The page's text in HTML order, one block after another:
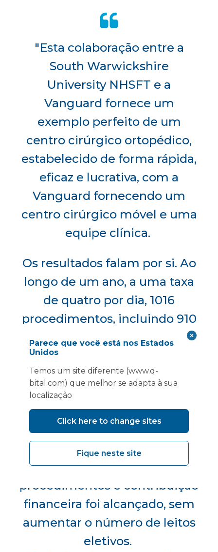
"Esta colaboração entre a
South Warwickshire
University NHSFT e a
Vanguard fornece um
exemplo perfeito de um
centro cirúrgico ortopédico,
estabelecido de forma rápida,
eficaz e lucrativa, com a
Vanguard fornecendo um
centro cirúrgico móvel e uma
equipe clínica.
Os resultados falam por si. Ao
longo de um ano, a uma taxa
de quatro por dia, 1016
procedimentos, incluindo 910
substituições de articulações,
foram concluídos no teatro. A
ortopedia viu uma redução de
30% na duração da estadia.
Para o desempenho do RTT, o
SWFT subiu da 18ª para a 6ª
melhor confiança do país. O
número máximo esperado de
procedimentos e contribuição
financeira foi alcançado, sem
aumentar o número de leitos
eletivos.
Parece que você está nos Estados
Unidos
Temos um site diferente (www.q-
bital.com) que melhor se adapta à sua
localização
Click here to change sites
Fique neste site